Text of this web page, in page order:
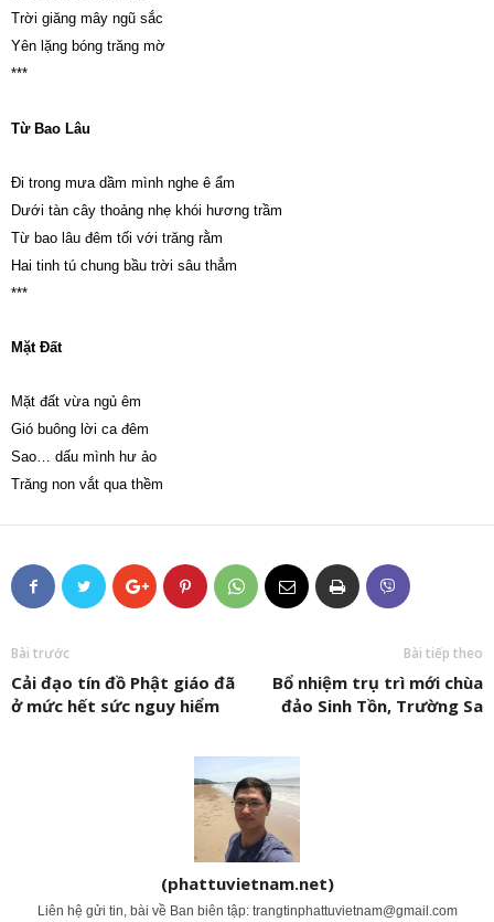
Trời giăng mây ngũ sắc
Yên lặng bóng trăng mờ
***
Từ Bao Lâu
Đi trong mưa dầm mình nghe ê ẩm
Dưới tàn cây thoảng nhẹ khói hương trầm
Từ bao lâu đêm tối với trăng rằm
Hai tinh tú chung bầu trời sâu thẳm
***
Mặt Đất
Mặt đất vừa ngủ êm
Gió buông lời ca đêm
Sao… dấu mình hư ảo
Trăng non vắt qua thềm
Bài trước
Cải đạo tín đồ Phật giáo đã
ở mức hết sức nguy hiểm
Bài tiếp theo
Bổ nhiệm trụ trì mới chùa
đảo Sinh Tồn, Trường Sa
(phattuvietnam.net)
Liên hệ gửi tin, bài về Ban biên tập: trangtinphattuvietnam@gmail.com